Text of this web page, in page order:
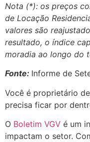
Nota (*): os preços
de Locação
valores são
resultado, o índice
moradia ao longo do
Fonte: Informe de
Você é proprietário
precisa ficar por
O Boletim VGV é um
impactam o setor.